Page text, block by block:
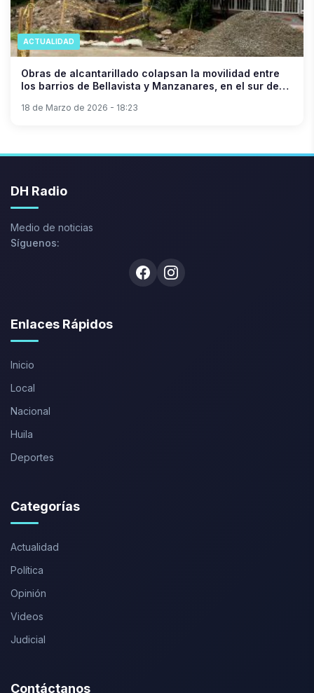
ACTUALIDAD
Obras de alcantarillado colapsan la movilidad entre
los barrios de Bellavista y Manzanares, en el sur de
18 de Marzo de 2026 - 18:23
DH Radio
Medio de noticias
Síguenos:
FacebookInstagram
Enlaces Rápidos
Inicio
Local
Nacional
Huila
Deportes
Categorías
Actualidad
Política
Opinión
Videos
Judicial
Contáctanos